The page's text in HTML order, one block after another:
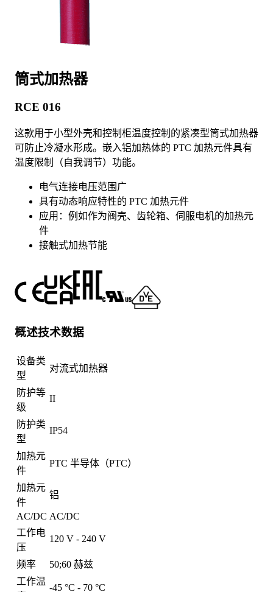
筒式加热器
RCE 016
这款用于小型外壳和控制柜温度控制的紧凑型筒式加热器
可防止冷凝水形成。嵌入铝加热体的 PTC 加热元件具有
温度限制（自我调节）功能。
电气连接电压范围广
具有动态响应特性的 PTC 加热元件
应用：例如作为阀壳、齿轮箱、伺服电机的加热元
件
接触式加热节能
概述技术数据
设备类
型
对流式加热器
防护等
级
II
防护类
型
IP54
加热元
件
PTC 半导体（PTC）
加热元
件
铝
AC/DC AC/DC
工作电
压
120 V - 240 V
频率
50;60 赫兹
工作温
-45 °C - 70 °C